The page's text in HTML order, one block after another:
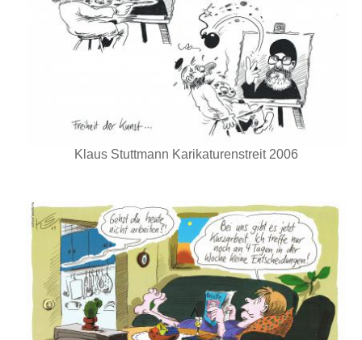
Klaus Stuttmann Karikaturenstreit 2006